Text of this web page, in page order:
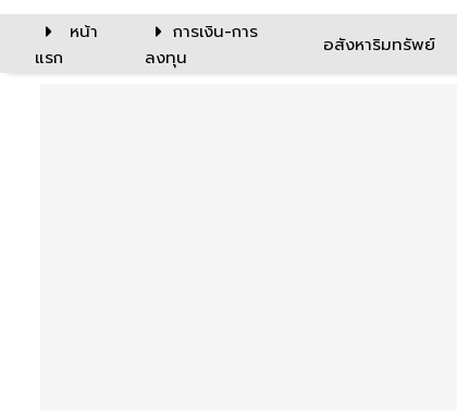
หน้า
แรก
การเงิน-การ
ลงทุน
อสังหาริมทรัพย์